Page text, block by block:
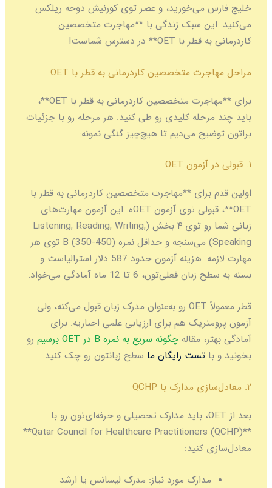
خلیج فارس می‌خورید، و عصر توی کورنیش دوحه ریلکس
می‌کنید. این سبک زندگی با **مهاجرت متخصصین
کاردرمانی به قطر با OET** در دسترس شماست!
مراحل مهاجرت متخصصین کاردرمانی به قطر با OET
برای **مهاجرت متخصصین کاردرمانی به قطر با OET**،
باید چند مرحله کلیدی رو طی کنید. هر مرحله رو با جزئیات
براتون توضیح می‌دیم تا هیچ‌چیز گنگی نمونه:
۱. قبولی در آزمون OET
اولین قدم برای **مهاجرت متخصصین کاردرمانی به قطر با
OET**، قبولی توی آزمون OETه. این آزمون مهارت‌های
زبانی شما رو توی ۴ بخش (Listening, Reading, Writing,
Speaking) می‌سنجه و حداقل نمره B (350-450) توی هر
مهارت لازمه. هزینه آزمون حدود 587 دلار استرالیاست و
بسته به سطح زبان فعلی‌تون، 6 تا 12 ماه آمادگی می‌خواد.
قطر معمولاً OET رو به‌عنوان مدرک زبان قبول می‌کنه، ولی
آزمون پرومتریک هم برای ارزیابی علمی اجباریه. برای
آمادگی بهتر، مقاله چگونه سریع به نمره B در OET برسیم
رو
بخونید و با تست رایگان ما سطح زبانتون رو چک کنید.
۲. معادل‌سازی مدارک با QCHP
بعد از OET، باید مدارک تحصیلی و حرفه‌ای‌تون رو با
**Qatar Council for Healthcare Practitioners (QCHP)**
معادل‌سازی کنید:
مدارک مورد نیاز: مدرک لیسانس یا ارشد